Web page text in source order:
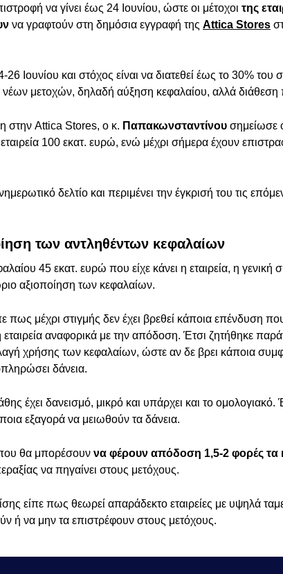
να γίνει έως 24 Ιουνίου, ώστε οι μέτοχοι της
να γραφτούν στη δημόσια εγγραφή της Attica Stores
Ιουνίου και στόχος είναι να διατεθεί έως το 30% του
νέων μετοχών, δηλαδή αύξηση κεφαλαίου, αλλά διάθεση
στην Attica Stores, ο κ. Παπακωνσταντίνου σημείωσε
100 εκατ. ευρώ, ενώ μέχρι σήμερα έχουν
δελτίο και περιμένει την έγκρισή του τις
των αντληθέντων κεφαλαίων
45 εκατ. ευρώ που είχε κάνει η εταιρεία, η γενική
αξιοποίηση των κεφαλαίων.
πως μέχρι στιγμής δεν έχει βρεθεί κάποια επένδυση
εταιρεία αναφορικά με την απόδοση. Έτσι ζητήθηκε
χρήσης των κεφαλαίων, ώστε αν δε βρει κάποια
δάνεια.
έχει δανεισμό, μικρό και υπάρχει και το ομολογιακό.
εξαγορά να μειωθούν τα δάνεια.
που θα μπορέσουν να φέρουν απόδοση 1,5-2 φορές τα
να πηγαίνει στους μετόχους.
είπε πως θεωρεί απαράδεκτο εταιρείες με υψηλά
ή να μην τα επιστρέφουν στους μετόχους.